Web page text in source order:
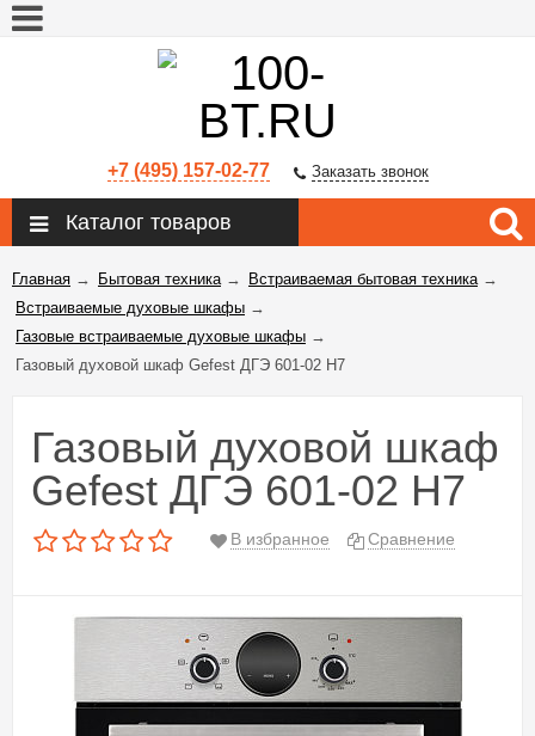
+7 (495) 157-02-77 Заказать звонок
Каталог товаров
Главная → Бытовая техника→ Встраиваемая бытовая техника→
Встраиваемые духовые шкафы →
Газовые встраиваемые духовые шкафы →
Газовый духовой шкаф Gefest ДГЭ 601-02 Н7
Газовый духовой шкаф
Gefest ДГЭ 601-02 Н7
В избранное Сравнение